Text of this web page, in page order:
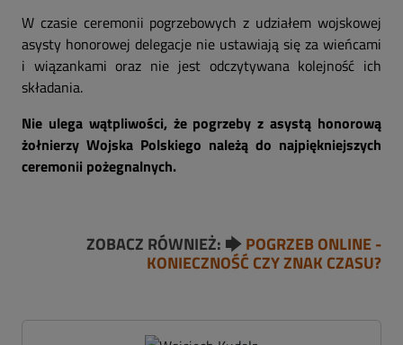
W czasie ceremonii pogrzebowych z udziałem wojskowej
asysty honorowej delegacje nie ustawiają się za wieńcami
i wiązankami oraz nie jest odczytywana kolejność ich
składania.
Nie ulega wątpliwości, że pogrzeby z asystą honorową
żołnierzy Wojska Polskiego należą do najpiękniejszych
ceremonii pożegnalnych.
ZOBACZ RÓWNIEŻ: 🡆POGRZEB ONLINE -
KONIECZNOŚĆ CZY ZNAK CZASU?